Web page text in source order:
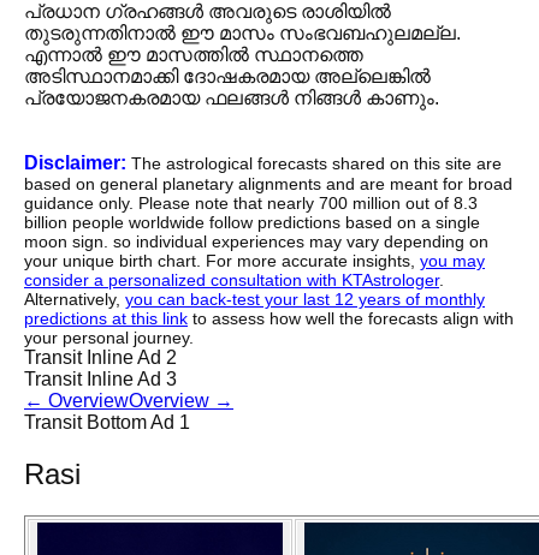
പ്രധാന ഗ്രഹങ്ങൾ അവരുടെ രാശിയിൽ
തുടരുന്നതിനാൽ ഈ മാസം സംഭവബഹുലമല്ല.
എന്നാൽ ഈ മാസത്തിൽ സ്ഥാനത്തെ
അടിസ്ഥാനമാക്കി ദോഷകരമായ അല്ലെങ്കിൽ
പ്രയോജനകരമായ ഫലങ്ങൾ നിങ്ങൾ കാണും.
Disclaimer: The astrological forecasts shared on this site are
based on general planetary alignments and are meant for broad
guidance only. Please note that nearly 700 million out of 8.3
billion people worldwide follow predictions based on a single
moon sign. so individual experiences may vary depending on
your unique birth chart. For more accurate insights, you may
consider a personalized consultation with KTAstrologer.
Alternatively, you can back-test your last 12 years of monthly
predictions at this link to assess how well the forecasts align with
your personal journey.
Transit Inline Ad 2
Transit Inline Ad 3
← OverviewOverview →
Transit Bottom Ad 1
Rasi